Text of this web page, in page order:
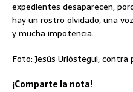
expedientes desaparecen,
hay un rostro olvidado, una
y mucha impotencia.
Foto: Jesús Urióstegui, contra
¡Comparte la nota!